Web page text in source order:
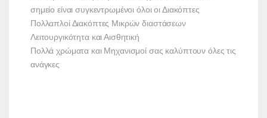
σημείο είναι συγκεντρωμένοι όλοι οι Διακόπτες
Πολλαπλοί Διακόπτες Μικρών διαστάσεων
Λειτουργικότητα και Αισθητική
Πολλά χρώματα και Μηχανισμοί σας καλύπτουν όλες τις
ανάγκες